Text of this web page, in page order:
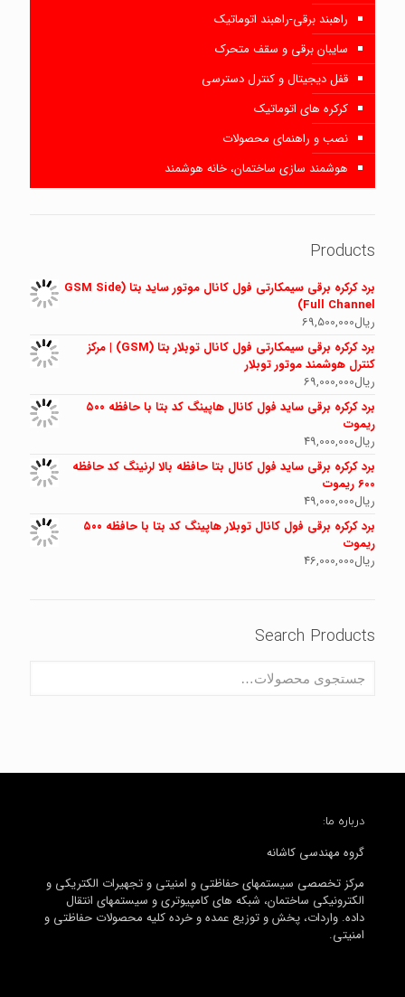
راهبند برقی-راهبند اتوماتیک
سایبان برقی و سقف متحرک
قفل دیجیتال و کنترل دسترسی
کرکره های اتوماتیک
نصب و راهنمای محصولات
هوشمند سازی ساختمان، خانه هوشمند
Products
برد کرکره برقی سیمکارتی فول کانال موتور ساید بتا (GSM Side
Full Channel)
ریال69,500,000
برد کرکره برقی سیمکارتی فول کانال توبلار بتا (GSM) | مرکز
کنترل هوشمند موتور توبلار
ریال69,000,000
برد کرکره برقی ساید فول کانال هاپینگ کد بتا با حافظه ۵۰۰
ریموت
ریال49,000,000
برد کرکره برقی ساید فول کانال بتا حافظه بالا لرنینگ کد حافظه
600 ریموت
ریال49,000,000
برد کرکره برقی فول کانال توبلار هاپینگ کد بتا با حافظه ۵۰۰
ریموت
ریال46,000,000
Search Products
درباره ما:
گروه مهندسی کاشانه
مرکز تخصصی سیستمهای حفاظتی و امنیتی و تجهیرات الکتریکی و
الکترونیکی ساختمان، شبکه های کامپیوتری و سیستمهای انتقال
داده. واردات، پخش و توزیع عمده و خرده کلیه محصولات حفاظتی و
امنیتی.